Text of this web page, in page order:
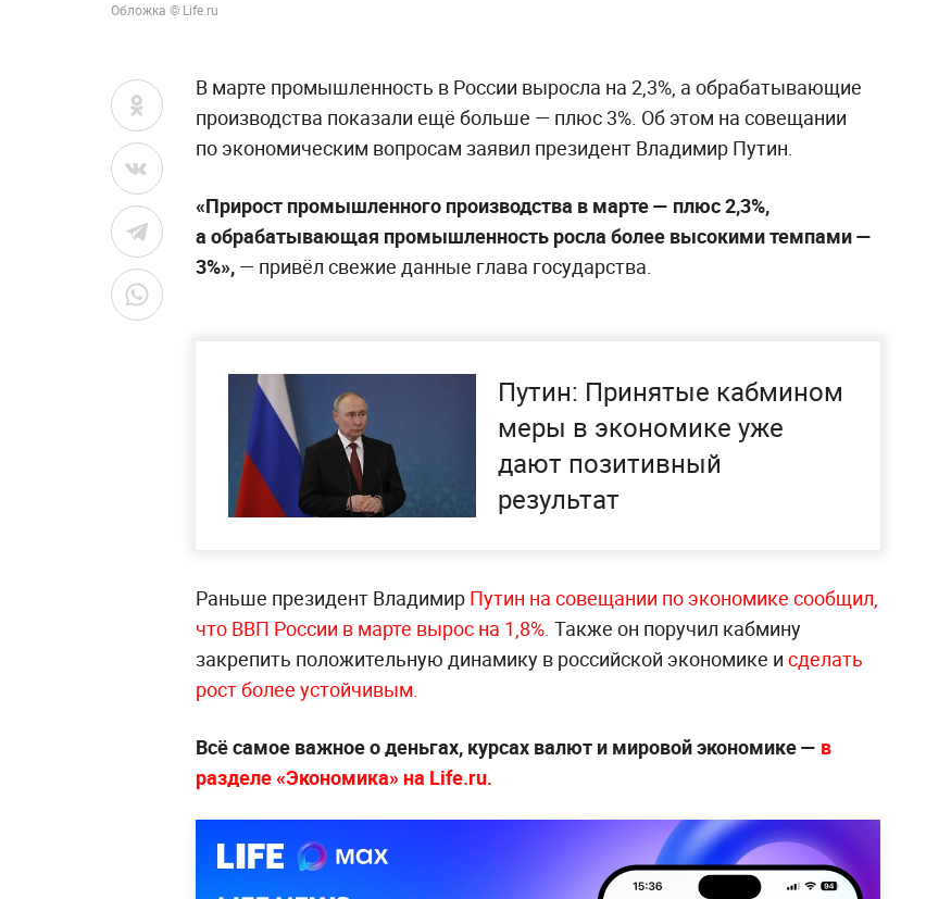
Обложка © Life.ru
В марте промышленность в России выросла на 2,3%, а обрабатывающие
производства показали ещё больше — плюс 3%. Об этом на совещании
по экономическим вопросам заявил президент Владимир Путин.
«Прирост промышленного производства в марте — плюс 2,3%,
а обрабатывающая промышленность росла более высокими темпами —
3%», — привёл свежие данные глава государства.
Путин: Принятые кабмином
меры в экономике уже
дают позитивный
результат
Раньше президент Владимир Путин на совещании по экономике сообщил,
что ВВП России в марте вырос на 1,8%. Также он поручил кабмину
закрепить положительную динамику в российской экономике и сделать
рост более устойчивым.
Всё самое важное о деньгах, курсах валют и мировой экономике — в
разделе «Экономика» на Life.ru.